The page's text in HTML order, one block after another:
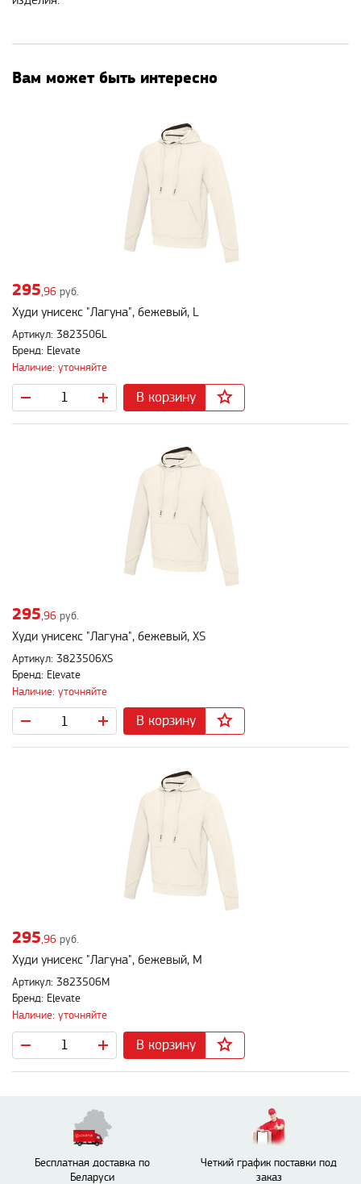
Вам может быть интересно
295,96 руб.
Худи унисекс "Лагуна", бежевый, L
Артикул: 3823506L
Бренд: Elevate
Наличие: уточняйте
В корзину
295 ,96 руб.
Худи унисекс "Лагуна", бежевый, XS
Артикул: 3823506XS
Бренд: Elevate
Наличие: уточняйте
В корзину
295,96 руб.
Худи унисекс "Лагуна", бежевый, M
Артикул: 3823506M
Бренд: Elevate
Наличие: уточняйте
В корзину
Бесплатная доставка по
Беларуси
Четкий график поставки под
заказ